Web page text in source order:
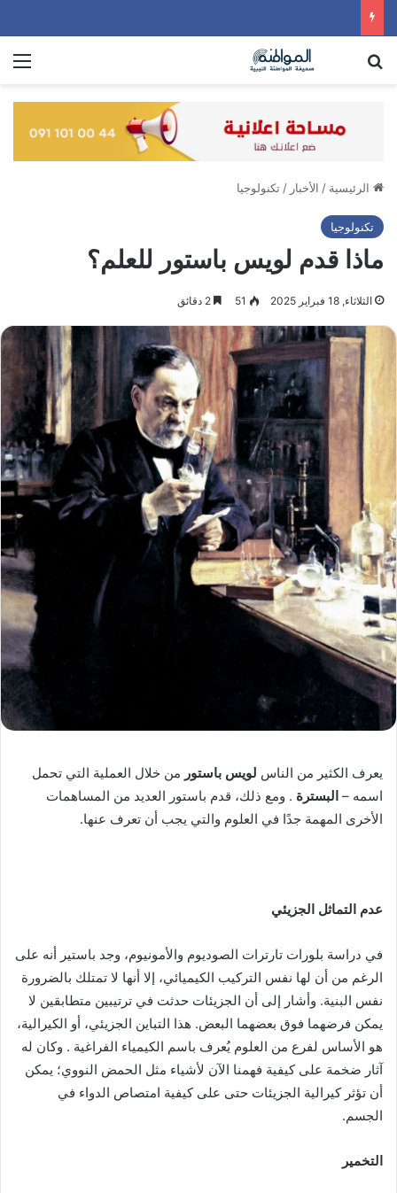
الرئيسية / الأخبار / تكنولوجيا
تكنولوجيا
ماذا قدم لويس باستور للعلم؟
الثلاثاء, 18 فبراير 2025 51
يعرف الكثير من الناس لويس باستور من خلال العملية التي تحمل
اسمه – البسترة . ومع ذلك، قدم باستور العديد من المساهمات
الأخرى المهمة جدًا في العلوم والتي يجب أن تعرف عنها.
عدم التماثل الجزيئي
في دراسة بلورات تارترات الصوديوم والأمونيوم، وجد باستير أنه على
الرغم من أن لها نفس التركيب الكيميائي، إلا أنها لا تمتلك بالضرورة
نفس البنية. وأشار إلى أن الجزيئات حدثت في ترتيبين متطابقين لا
يمكن فرضهما فوق بعضهما البعض. هذا التباين الجزيئي، أو الكيرالية،
هو الأساس لفرع من العلوم يُعرف باسم الكيمياء الفراغية . وكان له
آثار ضخمة على كيفية فهمنا الآن لأشياء مثل الحمض النووي؛ يمكن
أن تؤثر كيرالية الجزيئات حتى على كيفية امتصاص الدواء في
الجسم.
التخمير